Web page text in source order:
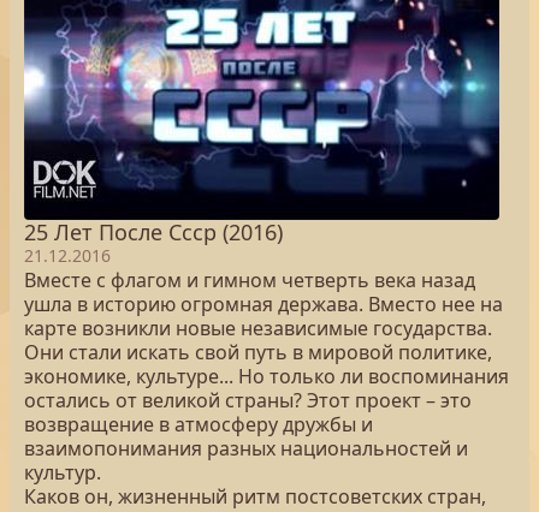
25 Лет После Cccр (2016)
21.12.2016
Вместе с флагом и гимном четверть века назад
ушла в историю огромная держава. Вместо нее на
карте возникли новые независимые государства.
Они стали искать свой путь в мировой политике,
экономике, культуре... Но только ли воспоминания
остались от великой страны? Этот проект – это
возвращение в атмосферу дружбы и
взаимопонимания разных национальностей и
культур.
Каков он, жизненный ритм постсоветских стран,